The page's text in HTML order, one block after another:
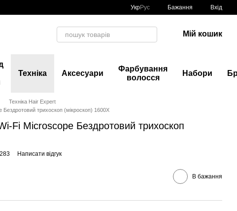
УкрРус Бажання Вхід
Мій кошик
Техніка Аксесуари
Фарбування
волосся
Набори
Техніка Hair Expert
трихоскоп (мікроскоп) 1600X
Fi Microscope Бездротовий трихоскоп
Написати відгук
В бажання